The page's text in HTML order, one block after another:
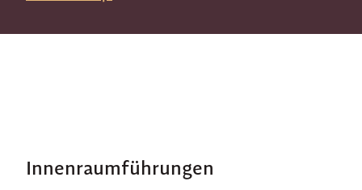
Innenraumführungen